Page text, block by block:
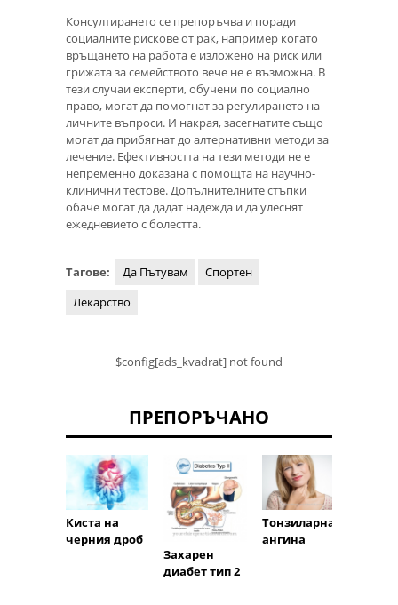
Консултирането се препоръчва и поради
социалните рискове от рак, например когато
връщането на работа е изложено на риск или
грижата за семейството вече не е възможна. В
тези случаи експерти, обучени по социално
право, могат да помогнат за регулирането на
личните въпроси. И накрая, засегнатите също
могат да прибягнат до алтернативни методи за
лечение. Ефективността на тези методи не е
непременно доказана с помощта на научно-
клинични тестове. Допълнителните стъпки
обаче могат да дадат надежда и да улеснят
ежедневието с болестта.
Тагове: Да Пътувам
Спортен
Лекарство
$config[ads_kvadrat] not found
ПРЕПОРЪЧАНО
Киста на
черния дроб
Захарен
диабет тип 2
Тонзиларна
ангина